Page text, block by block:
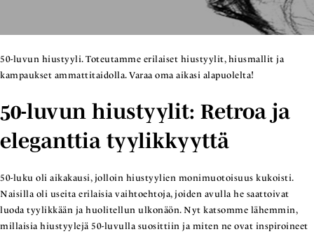
50-luvun hiustyyli. Toteutamme erilaiset hiustyylit, hiusmallit ja
kampaukset ammattitaidolla. Varaa oma aikasi alapuolelta!
50-luvun hiustyylit: Retroa ja
eleganttia tyylikkyyttä
50-luku oli aikakausi, jolloin hiustyylien monimuotoisuus kukoisti.
Naisilla oli useita erilaisia vaihtoehtoja, joiden avulla he saattoivat
luoda tyylikkään ja huolitellun ulkonäön. Nyt katsomme lähemmin,
millaisia hiustyylejä 50-luvulla suosittiin ja miten ne ovat inspiroineet